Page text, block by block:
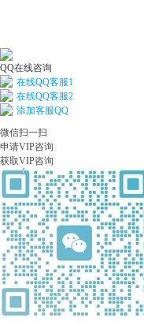
QQ在线咨询
在线QQ客服1
在线QQ客服2
添加客服QQ
微信扫一扫
申请VIP咨询
获取VIP咨询